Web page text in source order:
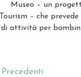
Museo – un
Tourism – che
di attività per bambini
Precedenti